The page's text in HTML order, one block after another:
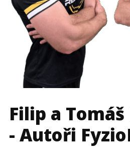
Filip a
- Autoři